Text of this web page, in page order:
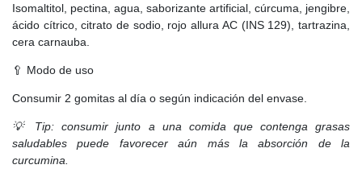
Isomaltitol, pectina, agua, saborizante artificial, cúrcuma, jengibre,
ácido cítrico, citrato de sodio, rojo allura AC (INS 129), tartrazina,
cera carnauba.
🥄 Modo de uso
Consumir 2 gomitas al día o según indicación del envase.
💡 Tip: consumir junto a una comida que contenga grasas
saludables puede favorecer aún más la absorción de la
curcumina.